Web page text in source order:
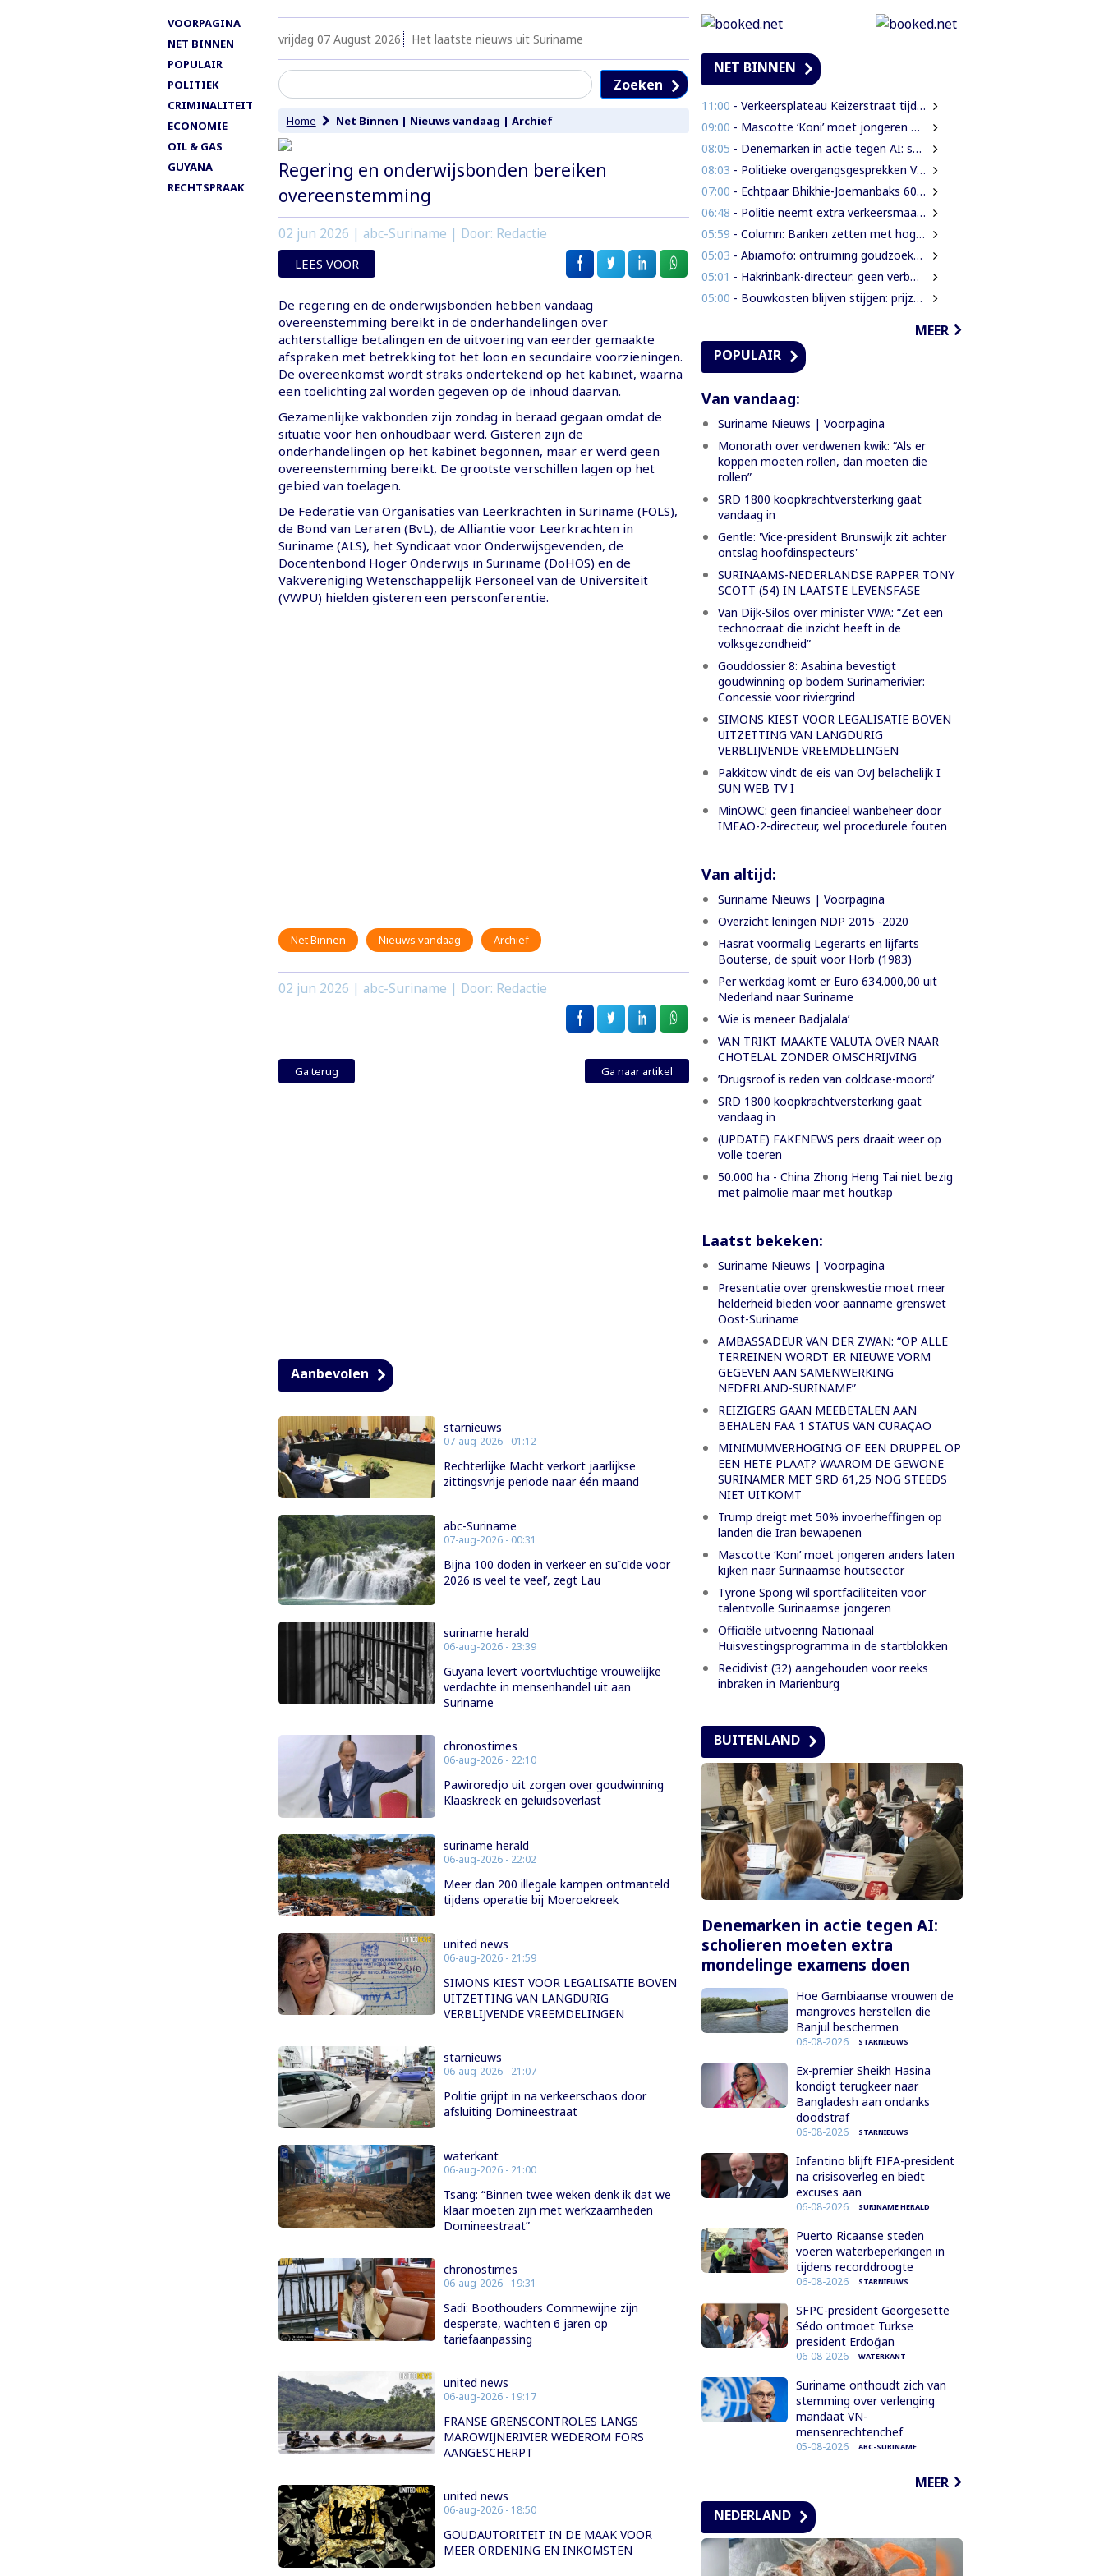
VOORPAGINA
NET BINNEN
POPULAIR
POLITIEK
CRIMINALITEIT
ECONOMIE
OIL & GAS
GUYANA
RECHTSPRAAK
vrijdag 07 August 2026 Het laatste nieuws uit Suriname
Zoeken
Home Net Binnen | Nieuws vandaag | Archief
Regering en onderwijsbonden bereiken
overeenstemming
02 jun 2026 | abc-Suriname | Door: Redactie
LEES VOOR
De regering en de onderwijsbonden hebben vandaag
overeenstemming bereikt in de onderhandelingen over
achterstallige betalingen en de uitvoering van eerder gemaakte
afspraken met betrekking tot het loon en secundaire voorzieningen.
De overeenkomst wordt straks ondertekend op het kabinet, waarna
een toelichting zal worden gegeven op de inhoud daarvan.
Gezamenlijke vakbonden zijn zondag in beraad gegaan omdat de
situatie voor hen onhoudbaar werd. Gisteren zijn de
onderhandelingen op het kabinet begonnen, maar er werd geen
overeenstemming bereikt. De grootste verschillen lagen op het
gebied van toelagen.
De Federatie van Organisaties van Leerkrachten in Suriname (FOLS),
de Bond van Leraren (BvL), de Alliantie voor Leerkrachten in
Suriname (ALS), het Syndicaat voor Onderwijsgevenden, de
Docentenbond Hoger Onderwijs in Suriname (DoHOS) en de
Vakvereniging Wetenschappelijk Personeel van de Universiteit
(VWPU) hielden gisteren een persconferentie.
Net Binnen Nieuws vandaag Archief
02 jun 2026 | abc-Suriname | Door: Redactie
Ga terug Ga naar artikel
Aanbevolen
starnieuws
07-aug-2026 - 01:12
Rechterlijke Macht verkort jaarlijkse
zittingsvrije periode naar één maand
abc-Suriname
07-aug-2026 - 00:31
Bijna 100 doden in verkeer en suïcide voor
2026 is veel te veel’, zegt Lau
suriname herald
06-aug-2026 - 23:39
Guyana levert voortvluchtige vrouwelijke
verdachte in mensenhandel uit aan
Suriname
chronostimes
06-aug-2026 - 22:10
Pawiroredjo uit zorgen over goudwinning
Klaaskreek en geluidsoverlast
suriname herald
06-aug-2026 - 22:02
Meer dan 200 illegale kampen ontmanteld
tijdens operatie bij Moeroekreek
united news
06-aug-2026 - 21:59
SIMONS KIEST VOOR LEGALISATIE BOVEN
UITZETTING VAN LANGDURIG
VERBLIJVENDE VREEMDELINGEN
starnieuws
06-aug-2026 - 21:07
Politie grijpt in na verkeerschaos door
afsluiting Domineestraat
waterkant
06-aug-2026 - 21:00
Tsang: “Binnen twee weken denk ik dat we
klaar moeten zijn met werkzaamheden
Domineestraat”
chronostimes
06-aug-2026 - 19:31
Sadi: Boothouders Commewijne zijn
desperate, wachten 6 jaren op
tariefaanpassing
united news
06-aug-2026 - 19:17
FRANSE GRENSCONTROLES LANGS
MAROWIJNERIVIER WEDEROM FORS
AANGESCHERPT
united news
06-aug-2026 - 18:50
GOUDAUTORITEIT IN DE MAAK VOOR
MEER ORDENING EN INKOMSTEN
NET BINNEN
11:00 - Verkeersplateau Keizerstraat tijdelijk weggehaald vanwege chaos rond Domineestraat
09:00 - Mascotte ‘Koni’ moet jongeren anders laten kijken naar Surinaamse houtsector
08:05 - Denemarken in actie tegen AI: scholieren moeten extra mondelinge examens doen
08:03 - Politieke overgangsgesprekken Venezuela beginnen zonder Machado
07:00 - Echtpaar Bhikhie-Joemanbaks 60 jaar getrouwd
06:48 - Politie neemt extra verkeersmaatregelen rond afgesloten Domineestraat
05:59 - Column: Banken zetten met hogere ATM-tarieven digitale economie op achterstand
05:03 - Abiamofo: ontruiming goudzoekers nodig na dodelijke risico’s in Moeroekreek en 21 Bergi
05:01 - Hakrinbank-directeur: geen verborgen motieven bij verkoop DSB-belang
05:00 - Bouwkosten blijven stijgen: prijzen in een jaar tijd gemiddeld 7,3% hoger
MEER
POPULAIR
Van vandaag:
Suriname Nieuws | Voorpagina
Monorath over verdwenen kwik: “Als er
koppen moeten rollen, dan moeten die
rollen”
SRD 1800 koopkrachtversterking gaat
vandaag in
Gentle: 'Vice-president Brunswijk zit achter
ontslag hoofdinspecteurs'
SURINAAMS-NEDERLANDSE RAPPER TONY
SCOTT (54) IN LAATSTE LEVENSFASE
Van Dijk-Silos over minister VWA: “Zet een
technocraat die inzicht heeft in de
volksgezondheid”
Gouddossier 8: Asabina bevestigt
goudwinning op bodem Surinamerivier:
Concessie voor riviergrind
SIMONS KIEST VOOR LEGALISATIE BOVEN
UITZETTING VAN LANGDURIG
VERBLIJVENDE VREEMDELINGEN
Pakkitow vindt de eis van OvJ belachelijk I
SUN WEB TV I
MinOWC: geen financieel wanbeheer door
IMEAO-2-directeur, wel procedurele fouten
Van altijd:
Suriname Nieuws | Voorpagina
Overzicht leningen NDP 2015 -2020
Hasrat voormalig Legerarts en lijfarts
Bouterse, de spuit voor Horb (1983)
Per werkdag komt er Euro 634.000,00 uit
Nederland naar Suriname
‘Wie is meneer Badjalala’
VAN TRIKT MAAKTE VALUTA OVER NAAR
CHOTELAL ZONDER OMSCHRIJVING
’Drugsroof is reden van coldcase-moord’
SRD 1800 koopkrachtversterking gaat
vandaag in
(UPDATE) FAKENEWS pers draait weer op
volle toeren
50.000 ha - China Zhong Heng Tai niet bezig
met palmolie maar met houtkap
Laatst bekeken:
Suriname Nieuws | Voorpagina
Presentatie over grenskwestie moet meer
helderheid bieden voor aanname grenswet
Oost-Suriname
AMBASSADEUR VAN DER ZWAN: “OP ALLE
TERREINEN WORDT ER NIEUWE VORM
GEGEVEN AAN SAMENWERKING
NEDERLAND-SURINAME”
REIZIGERS GAAN MEEBETALEN AAN
BEHALEN FAA 1 STATUS VAN CURAÇAO
MINIMUMVERHOGING OF EEN DRUPPEL OP
EEN HETE PLAAT? WAAROM DE GEWONE
SURINAMER MET SRD 61,25 NOG STEEDS
NIET UITKOMT
Trump dreigt met 50% invoerheffingen op
landen die Iran bewapenen
Mascotte ‘Koni’ moet jongeren anders laten
kijken naar Surinaamse houtsector
Tyrone Spong wil sportfaciliteiten voor
talentvolle Surinaamse jongeren
Officiële uitvoering Nationaal
Huisvestingsprogramma in de startblokken
Recidivist (32) aangehouden voor reeks
inbraken in Marienburg
BUITENLAND
Denemarken in actie tegen AI:
scholieren moeten extra
mondelinge examens doen
Hoe Gambiaanse vrouwen de
mangroves herstellen die
Banjul beschermen
06-08-2026 STARNIEUWS
Ex-premier Sheikh Hasina
kondigt terugkeer naar
Bangladesh aan ondanks
doodstraf
06-08-2026 STARNIEUWS
Infantino blijft FIFA-president
na crisisoverleg en biedt
excuses aan
06-08-2026 SURINAME HERALD
Puerto Ricaanse steden
voeren waterbeperkingen in
tijdens recorddroogte
06-08-2026 STARNIEUWS
SFPC-president Georgesette
Sédo ontmoet Turkse
president Erdoğan
06-08-2026 WATERKANT
Suriname onthoudt zich van
stemming over verlenging
mandaat VN-
mensenrechtenchef
05-08-2026 ABC-SURINAME
MEER
NEDERLAND